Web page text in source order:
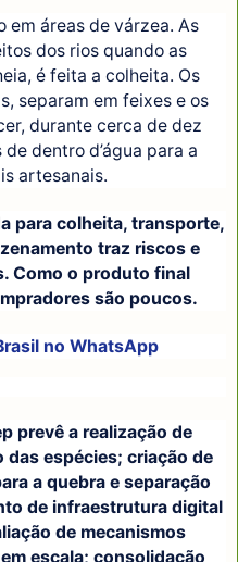
em áreas de várzea. As
dos rios quando as
é feita a colheita. Os
separam em feixes e os
durante cerca de dez
dentro d’água para a
artesanais.
para colheita, transporte,
traz riscos e
Como o produto final
são poucos.
no WhatsApp
prevê a realização de
espécies; criação de
a quebra e separação
de infraestrutura digital
de mecanismos
escala; consolidação